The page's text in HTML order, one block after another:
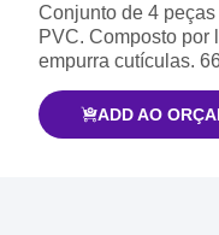
Conjunto de 4
PVC. Composto por
empurra cutículas.
ADD AO